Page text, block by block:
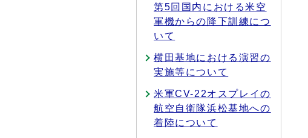
第5回国内における米空
軍機からの降下訓練につ
いて
横田基地における演習の
実施等について
米軍CV-22オスプレイの
航空自衛隊浜松基地への
着陸について